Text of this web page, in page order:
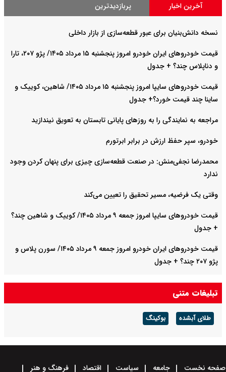
آخرین اخبار پربازدیدترین
نسخه دانش‌بنیان برای عبور قطعه‌سازی از بازار داخلی
قیمت خودرو‌های ایران خودرو امروز پنجشنبه ۱۵ مرداد ۱۴۰۵/ پژو ۲۰۷، تارا
و دناپلاس چند؟ + جدول
قیمت خودرو‌های سایپا امروز پنجشنبه ۱۵ مرداد ۱۴۰۵/ شاهین، کوییک و
ساینا چند قیمت خورد؟+ جدول
مراجعه به نمایندگی را به روزهای پایانی تابستان به تعویق نیندازید
خودرو، سپر حفظ ارزش در برابر ابرتورم
محمدرضا نجفی‌منش: در صنعت قطعه‌سازی چیزی برای پنهان کردن وجود
ندارد
وقتی یک فرضیه، مسیر تحقیق را تعیین می‌کند
قیمت خودرو‌های سایپا امروز جمعه ۹ مرداد ۱۴۰۵/ کوییک و شاهین چند؟
+ جدول
قیمت خودرو‌های ایران خودرو امروز جمعه ۹ مرداد ۱۴۰۵/ سورن پلاس و
پژو ۲۰۷ چند؟ + جدول
کیفیت خودرو قربانی قضاوت‌های ساده‌انگارانه است
تبلیغات متنی
طلای آبشده بوکینگ
صفحه نخست جامعه سیاست اقتصاد فرهنگ و هنر